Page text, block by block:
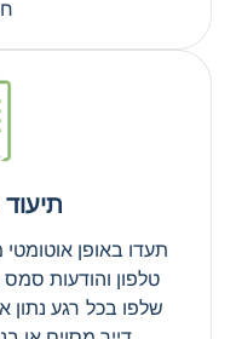
תעדו באופן
טלפון והודעות
שלפו בכל רגע נתון